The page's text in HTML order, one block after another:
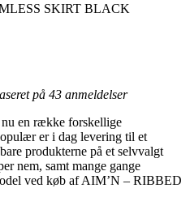
SKIRT BLACK
på 43 anmeldelser
en række forskellige
er i dag levering til et
produkterne på et selvvalgt
nem, samt mange gange
ved køb af AIM’N – RIBBED